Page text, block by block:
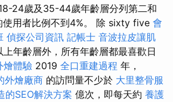
24歲及35-44歲年齡層分列第二和
使用者比例不到4%。 除 sixty five 會
偵探公司資訊 記帳士 音波拉皮讓肌
上年齡層外，所有年齡層都最喜歡日
燴體驗 2019 全口重建過程 年，
外燴廠商 的訪問量不少於 大里整骨服
的SEO解決方案 億次，即每天約 養護